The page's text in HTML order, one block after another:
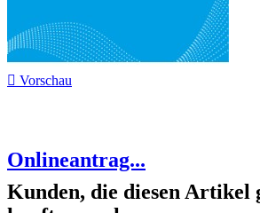
 Vorschau
Onlineantrag...
Kunden, die diesen Artikel